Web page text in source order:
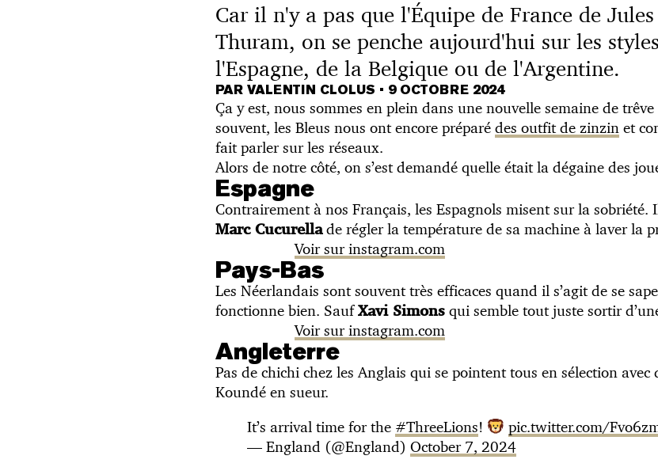
Car il n'y a pas que l'Équipe de France de
Thuram, on se penche aujourd'hui sur les
l'Espagne, de la Belgique ou de l'Argentine.
PAR VALENTIN CLOLUS • 9 OCTOBRE 2024
Ça y est, nous sommes en plein dans une nouvelle semaine de
souvent, les Bleus nous ont encore préparé des outfit de zinzin et
fait parler sur les réseaux.
Alors de notre côté, on s’est demandé quelle était la dégaine des
Espagne
Contrairement à nos Français, les Espagnols misent sur la
Marc Cucurellade régler la température de sa machine à laver la
Voir sur instagram.com
Pays-Bas
Les Néerlandais sont souvent très efficaces quand il s’agit de se
fonctionne bien. SaufXavi Simons qui semble tout juste sortir
Voir sur instagram.com
Angleterre
Pas de chichi chez les Anglais qui se pointent tous en sélection avec
Koundé en sueur.
It’s arrival time for the #ThreeLions!
pic.twitter.com/
— England (@England) October 7, 2024